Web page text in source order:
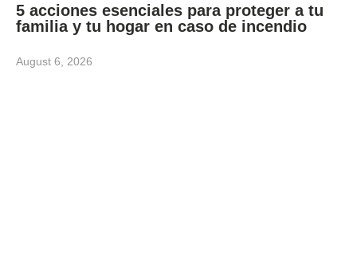
5 acciones esenciales para proteger a tu
familia y tu hogar en caso de incendio
August 6, 2026